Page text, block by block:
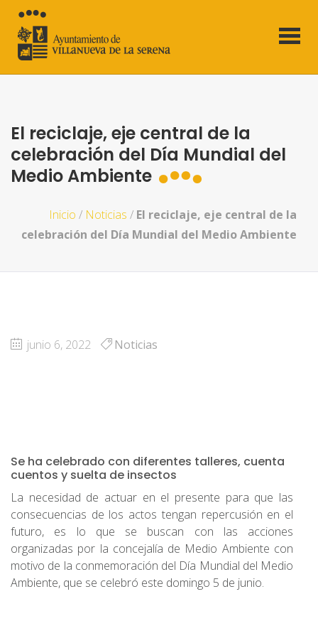
El reciclaje, eje central de la
celebración del Día Mundial del
Medio Ambiente
Inicio / Noticias / El reciclaje, eje central de la
celebración del Día Mundial del Medio Ambiente
junio 6, 2022 Noticias
Se ha celebrado con diferentes talleres, cuenta
cuentos y suelta de insectos
La necesidad de actuar en el presente para que las
consecuencias de los actos tengan repercusión en el
futuro, es lo que se buscan con las acciones
organizadas por la concejalía de Medio Ambiente con
motivo de la conmemoración del Día Mundial del Medio
Ambiente, que se celebró este domingo 5 de junio.